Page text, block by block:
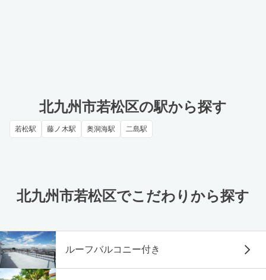
北九州市若松区の駅から探す
若松駅 藤ノ木駅 奥洞海駅 二島駅
北九州市若松区でこだわりから探す
ルーフバルコニー付き